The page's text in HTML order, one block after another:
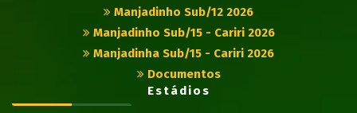
Manjadinho Sub/12 2026
Manjadinho Sub/15 - Cariri 2026
Manjadinha Sub/15 - Cariri 2026
Documentos
Estádios